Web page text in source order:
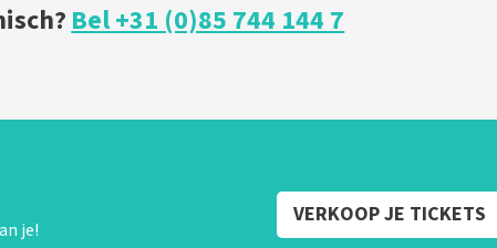
Bel +31 (0)85 744 144 7
je!
VERKOOP JE TICKETS